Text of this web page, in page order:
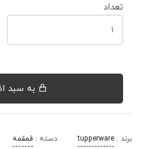
تعداد
برند : tupperware دسته : قمقمه